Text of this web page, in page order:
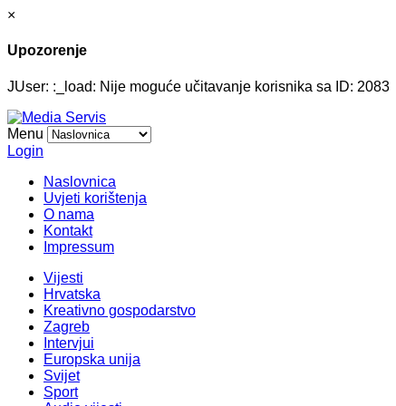
×
Upozorenje
JUser: :_load: Nije moguće učitavanje korisnika sa ID: 2083
Menu
Login
Naslovnica
Uvjeti korištenja
O nama
Kontakt
Impressum
Vijesti
Hrvatska
Kreativno gospodarstvo
Zagreb
Intervjui
Europska unija
Svijet
Sport